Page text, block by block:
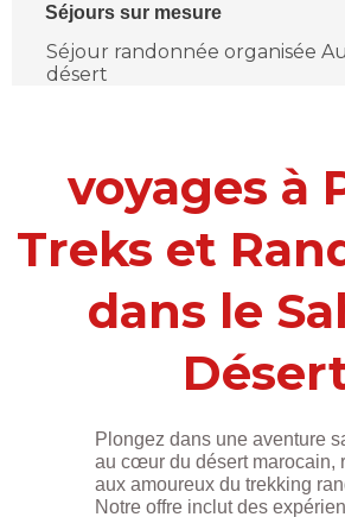
Séjours sur mesure
Séjour randonnée organisée
désert
voyages à
Treks et
dans le
Plongez dans une aventure
au cœur du désert marocain,
aux amoureux du trekking
Notre offre inclut des